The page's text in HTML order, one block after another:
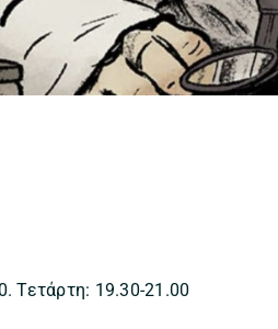
Τετάρτη: 19.30-21.00